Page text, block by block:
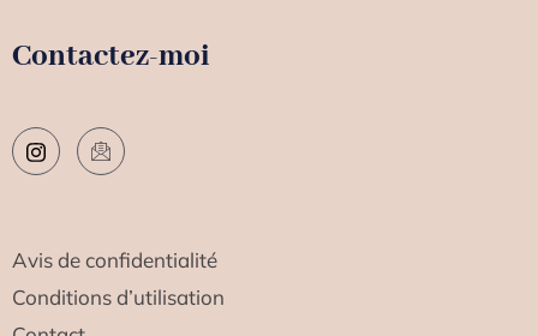
Contactez-moi
Avis de confidentialité
Conditions d’utilisation